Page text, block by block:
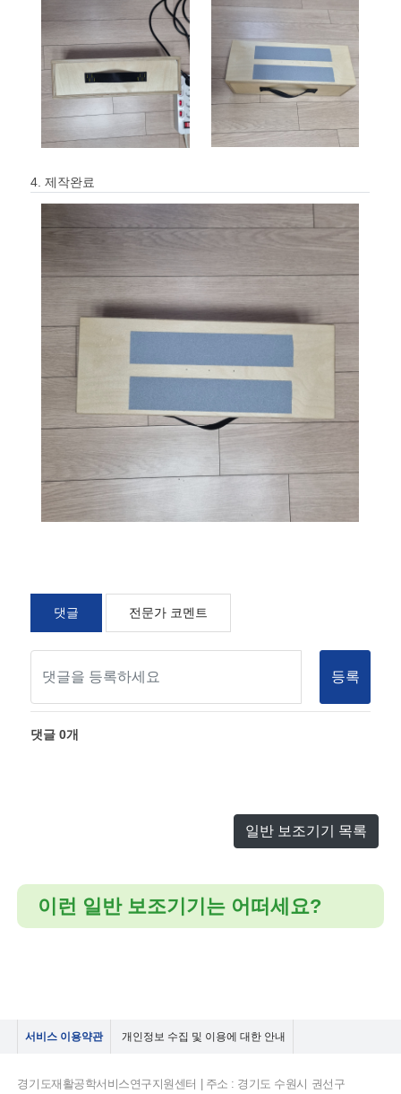
4. 제작완료
댓글 전문가 코멘트
등록
댓글0개
일반 보조기기 목록
이런 일반 보조기기는 어떠세요?
서비스 이용약관 개인정보 수집 및 이용에 대한 안내
경기도재활공학서비스연구지원센터 | 주소 : 경기도 수원시 권선구